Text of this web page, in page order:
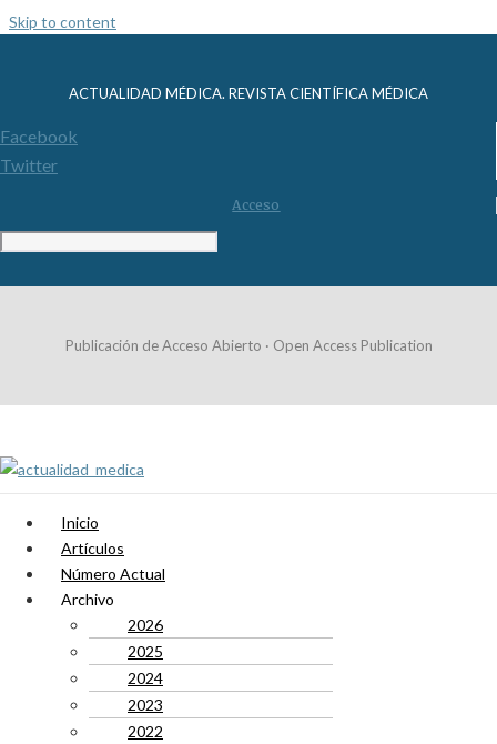
Skip to content
ACTUALIDAD MÉDICA. REVISTA CIENTÍFICA MÉDICA
Facebook
Twitter
Acceso
Publicación de Acceso Abierto · Open Access Publication
Inicio
Artículos
Número Actual
Archivo
2026
2025
2024
2023
2022